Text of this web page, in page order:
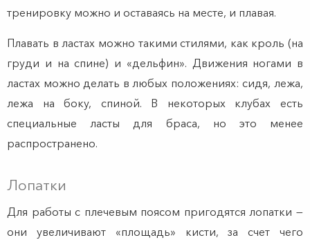
тренировку можно и оставаясь на месте, и плавая.
Плавать в ластах можно такими стилями, как кроль (на
груди и на спине) и «дельфин». Движения ногами в
ластах можно делать в любых положениях: сидя, лежа,
лежа на боку, спиной. В некоторых клубах есть
специальные ласты для браса, но это менее
распространено.
Лопатки
Для работы с плечевым поясом пригодятся лопатки —
они увеличивают «площадь» кисти, за счет чего